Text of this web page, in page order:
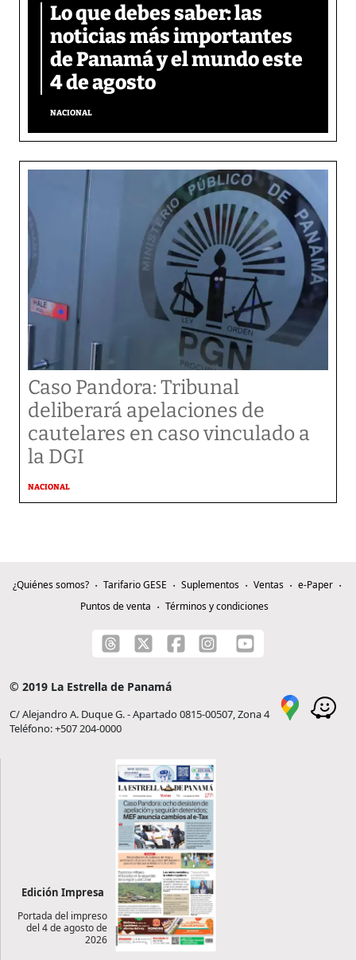
Lo que debes saber: las
noticias más importantes
de Panamá y el mundo este
4 de agosto
NACIONAL
Caso Pandora: Tribunal
deliberará apelaciones de
cautelares en caso vinculado a
la DGI
NACIONAL
¿Quiénes somos? Tarifario GESE Suplementos Ventas
e-Paper
Puntos de venta
Términos y condiciones
© 2019 La Estrella de Panamá
C/ Alejandro A. Duque G. - Apartado 0815-00507, Zona 4
Teléfono: +507 204-0000
Edición Impresa
Portada del impreso
del 4 de agosto de
2026